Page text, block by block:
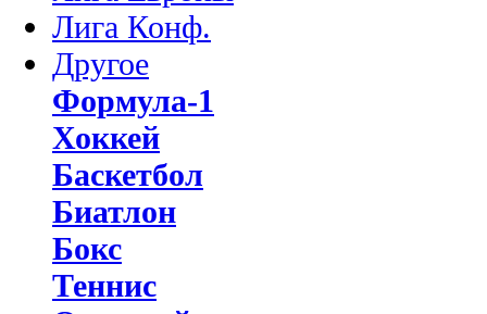
Лига Конф.
Другое
Формула-1
Хоккей
Баскетбол
Биатлон
Бокс
Теннис